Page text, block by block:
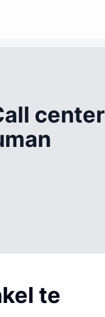
center
te